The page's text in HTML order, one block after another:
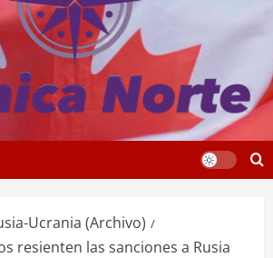
Ucrania (Archivo)
resienten las sanciones a Rusia